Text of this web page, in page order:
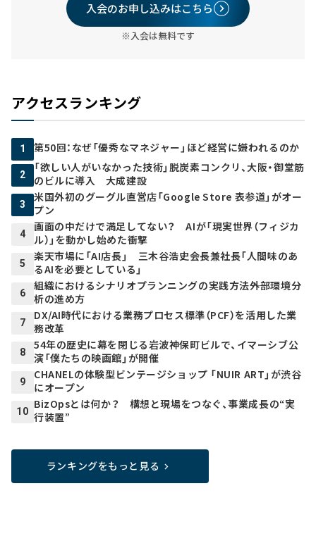
入会のお申し込みはこちら
※入会は無料です
アクセスランキング
1 第50回：なぜ「優秀なマネジャー」ほど経営に嫌われるのか
2
「欲しい人がいなかった技術」脱炭素コンクリ、大阪・御堂筋
のビルに導入 大成建設
3
米国外初のグーグル直営店「Google Store 表参道」がオー
プン
4
画面の中だけで満足してない？ AIが「現実世界（フィジカ
ル）」を動かし始めた衝撃
5
楽天市場に「AI店長」 三木谷浩史会長兼社長「人間味のあ
るAIを必要としている」
6
組織におけるシナリオプランニングの実践方法――外部環境分
析の進め方
7
DX/AI時代における業務プロセス標準（PCF）を活用した業
務改革
8
54年の歴史に幕を閉じる岩波神保町ビルで、イマーシブ公
演「僕たちの映画館」が開催
9
CHANELの体験型ビンテージショップ 「NUIR ART」が渋谷
にオープン
10
BizOpsとは何か？ 構想と現場をつなぐ、事業成長の“実
行装置”
ランキングをもっと見る